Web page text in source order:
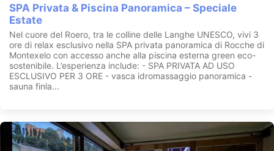
SPA Privata & Piscina Panoramica – Speciale
Estate
Nel cuore del Roero, tra le colline delle Langhe UNESCO, vivi 3
ore di relax esclusivo nella SPA privata panoramica di Rocche di
Montexelo con accesso anche alla piscina esterna green eco-
sostenibile. L’esperienza include: - SPA PRIVATA AD USO
ESCLUSIVO PER 3 ORE - vasca idromassaggio panoramica -
sauna finla...